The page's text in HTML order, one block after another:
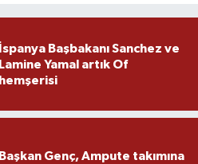
İspanya Başbakanı Sanchez ve
Lamine Yamal artık Of
hemşerisi
Başkan Genç, Ampute takımına